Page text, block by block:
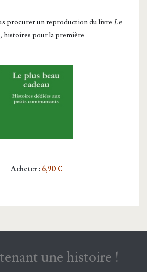
pro­cu­rer un repro­duc­tion du livre Le
, histoires pour la première
Acheter: 6,90 €
une histoire !